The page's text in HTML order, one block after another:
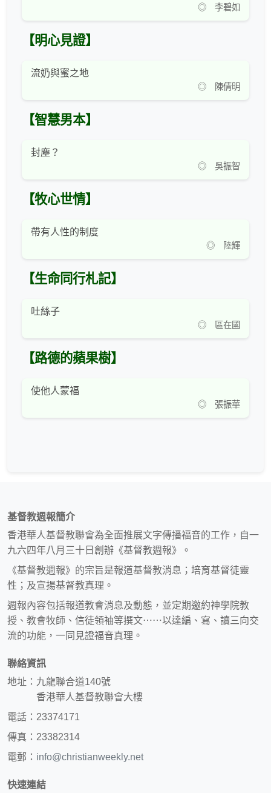
◎ 李碧如
【明心見證】
流奶與蜜之地
◎ 陳倩明
【智慧男本】
封塵？
◎ 吳振智
【牧心世情】
帶有人性的制度
◎ 陸輝
【生命同行札記】
吐絲子
◎ 區在國
【路德的蘋果樹】
使他人蒙福
◎ 張振華
基督教週報簡介
香港華人基督教聯會為全面推展文字傳播福音的工作，自一
九六四年八月三十日創辦《基督教週報》。
《基督教週報》的宗旨是報道基督教消息；培育基督徒靈
性；及宣揚基督教真理。
週報內容包括報道教會消息及動態，並定期邀約神學院教
授、教會牧師、信徒領袖等撰文⋯⋯以達編、寫、讀三向交
流的功能，一同見證福音真理。
聯絡資訊
地址：九龍聯合道140號
香港華人基督教聯會大樓
電話：23374171
傳真：23382314
電郵： info@christianweekly.net
快速連結